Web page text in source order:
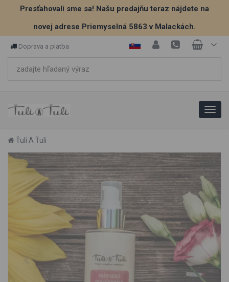
Presťahovali sme sa! Našu predajňu teraz nájdete na
novej adrese Priemyselná 5863 v Malackách.
Doprava a platba
Ťuli A Ťuli